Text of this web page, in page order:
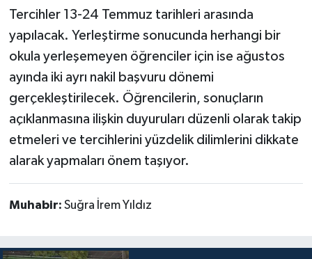
Tercihler 13-24 Temmuz tarihleri arasında
yapılacak. Yerleştirme sonucunda herhangi bir
okula yerleşemeyen öğrenciler için ise ağustos
ayında iki ayrı nakil başvuru dönemi
gerçekleştirilecek. Öğrencilerin, sonuçların
açıklanmasına ilişkin duyuruları düzenli olarak takip
etmeleri ve tercihlerini yüzdelik dilimlerini dikkate
alarak yapmaları önem taşıyor.
Muhabir: Suğra İrem Yıldız